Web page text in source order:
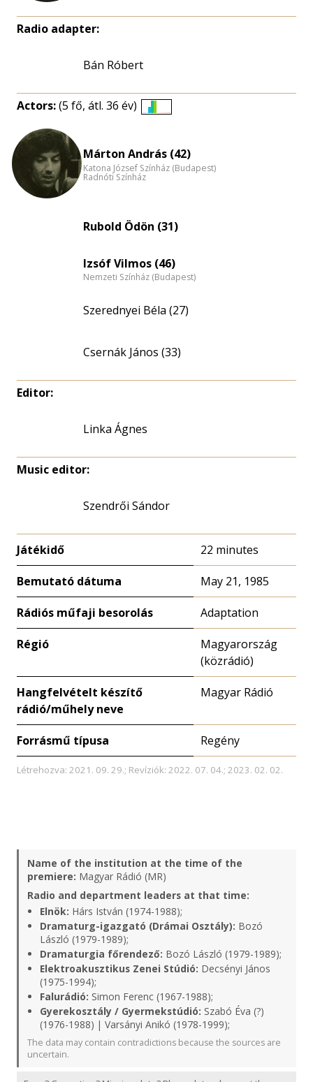
Radio adapter:
Bán Róbert
Actors:(5 fő, átl. 36 év)
nagyítása
Márton András (42)
Katona József Színház (Budapest)
Radnóti Színház
Rubold Ödön (31)
Izsóf Vilmos (46)
Nemzeti Színház (Budapest)
Szerednyei Béla (27)
Csernák János (33)
Editor:
Linka Ágnes
Music editor:
Szendrői Sándor
Játékidő 22 minutes
Bemutató dátuma May 21, 1985
Rádiós műfaji besorolás Adaptation
Régió
Magyarország
(közrádió)
Hangfelvételt készítő
rádió/műhely neve
Magyar Rádió
Forrásmű típusa Regény
Létrehozva: 2021. 09. 29.; Revíziók: 2022. 07. 04.; 2023. 02. 02.
Name of the institution at the time of the
premiere: Magyar Rádió (MR)
Radio and department leaders at that time:
Elnök: Hárs István (1974-1988);
Dramaturg-igazgató (Drámai Osztály): Bozó
László (1979-1989);
Dramaturgia főrendező: Bozó László (1979-1989);
Elektroakusztikus Zenei Stúdió: Decsényi János
(1975-1994);
Falurádió: Simon Ferenc (1967-1988);
Gyerekosztály / Gyermekstúdió: Szabó Éva (?)
(1976-1988) | Varsányi Anikó (1978-1999);
The data may contain contradictions because the sources are
uncertain.